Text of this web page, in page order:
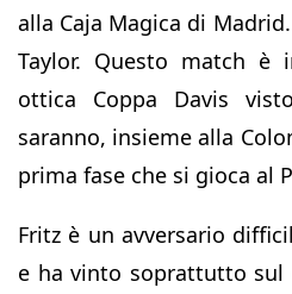
alla Caja Magica di
Taylor. Questo match è
ottica Coppa Davis
saranno, insieme alla
prima fase che si gioca al
Fritz è un avversario
e ha vinto soprattutto sul